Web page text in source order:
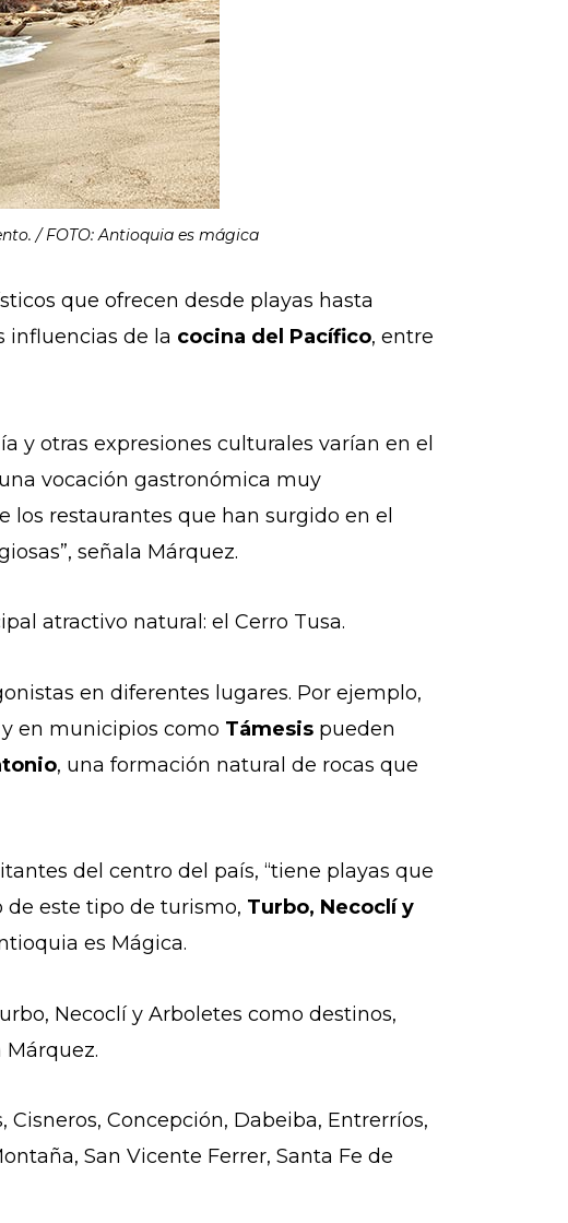
/ FOTO: Antioquia es mágica
que ofrecen desde playas hasta
influencias de la cocina del Pacífico, entre
y otras expresiones culturales varían en el
vocación gastronómica muy
restaurantes que han surgido en el
señala Márquez.
atractivo natural: el Cerro Tusa.
en diferentes lugares. Por ejemplo,
en municipios como Támesis pueden
, una formación natural de rocas que
del centro del país, “tiene playas que
de este tipo de turismo, Turbo, Necoclí y
es Mágica.
Necoclí y Arboletes como destinos,
Márquez.
Concepción, Dabeiba, Entrerríos,
San Vicente Ferrer, Santa Fe de